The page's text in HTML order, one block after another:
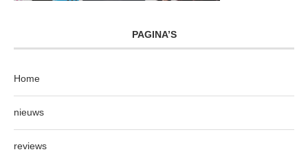
PAGINA’S
Home
nieuws
reviews